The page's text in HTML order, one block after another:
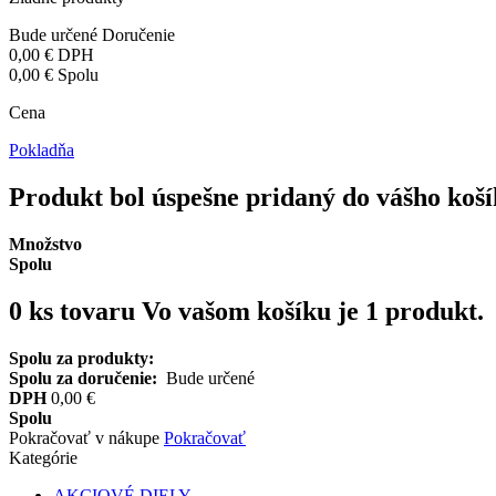
Bude určené Doručenie
0,00 € DPH
0,00 € Spolu
Cena
Pokladňa
Produkt bol úspešne pridaný do vášho
Množstvo
Spolu
0 ks tovaru Vo vašom košíku je 1 produkt.
Spolu za produkty:
Spolu za doručenie: Bude určené
DPH 0,00 €
Spolu
Pokračovať v nákupe Pokračovať
Kategórie